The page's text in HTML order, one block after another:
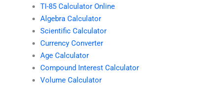
TI-85 Calculator Online
Algebra Calculator
Scientific Calculator
Currency Converter
Age Calculator
Compound Interest Calculator
Volume Calculator